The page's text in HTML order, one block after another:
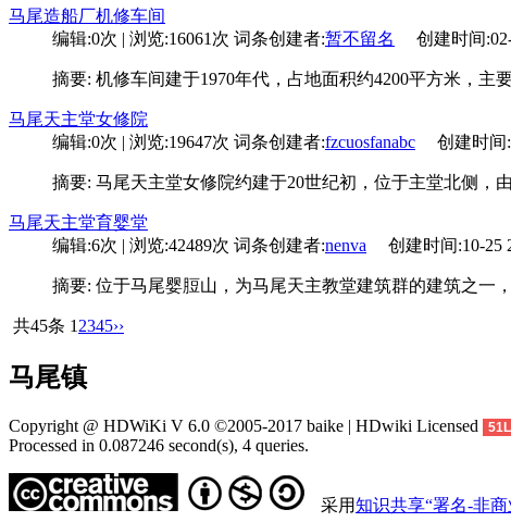
马尾造船厂机修车间
编辑:0次 | 浏览:16061次 词条创建者:暂不留名 创建时间:02-
摘要: 机修车间建于1970年代，占地面积约4200平方米，主
马尾天主堂女修院
编辑:0次 | 浏览:19647次 词条创建者:fzcuosfanabc 创建时间
摘要: 马尾天主堂女修院约建于20世纪初，位于主堂北侧，
马尾天主堂育婴堂
编辑:6次 | 浏览:42489次 词条创建者:nenva 创建时间:10-25
摘要: 位于马尾婴脰山，为马尾天主教堂建筑群的建筑之一
共45条 1 2345››
马尾镇
Copyright @ HDWiKi V 6.0 ©2005-2017 baike | HDwiki Licensed
Processed in 0.087246 second(s), 4 queries.
采用知识共享“署名-非